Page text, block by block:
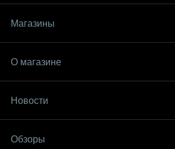
Магазины
О магазине
Новости
Обзоры